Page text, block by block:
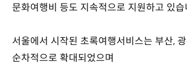
문화여행비 등도 지속적으로 지원하고 있습
서울에서 시작된 초록여행서비스는 부산,
순차적으로 확대되었으며